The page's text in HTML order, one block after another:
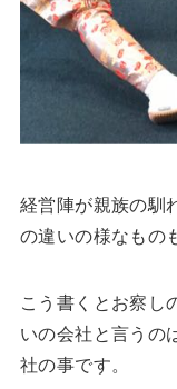
経営陣が親族の馴
の違いの様なもの
こう書くとお察し
いの会社と言うの
社の事です。